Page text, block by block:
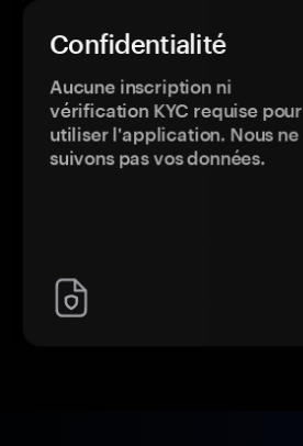
Confidentialité
Aucune inscription ni
vérification KYC requise pour
utiliser l'application. Nous ne
suivons pas vos données.